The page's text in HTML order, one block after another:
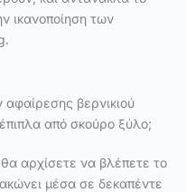
ικανοποίηση των
αφαίρεσης βερνικιού
από σκούρο ξύλο;
αρχίσετε να βλέπετε το
μέσα σε δεκαπέντε